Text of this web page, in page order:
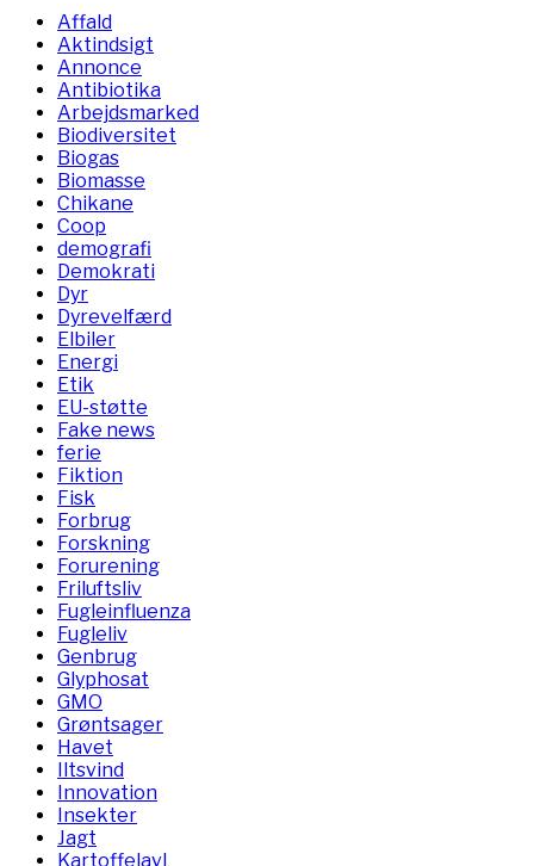
Affald
Aktindsigt
Annonce
Antibiotika
Arbejdsmarked
Biodiversitet
Biogas
Biomasse
Chikane
Coop
demografi
Demokrati
Dyr
Dyrevelfærd
Elbiler
Energi
Etik
EU-støtte
Fake news
ferie
Fiktion
Fisk
Forbrug
Forskning
Forurening
Friluftsliv
Fugleinfluenza
Fugleliv
Genbrug
Glyphosat
GMO
Grøntsager
Havet
Iltsvind
Innovation
Insekter
Jagt
Kartoffelavl